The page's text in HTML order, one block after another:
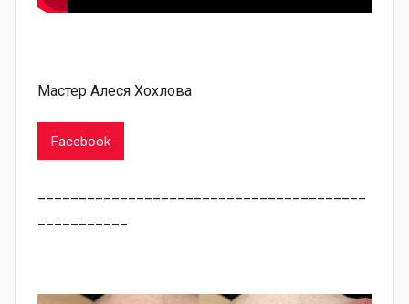
Мастер Алеся Хохлова
Facebook